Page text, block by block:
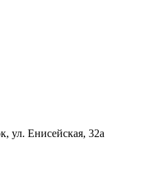
ул. Енисейская, 32а